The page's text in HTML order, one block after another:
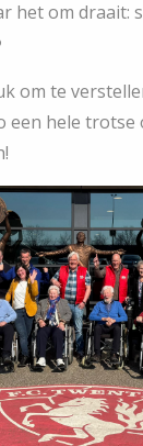
het om draait:
om te
een hele trotse